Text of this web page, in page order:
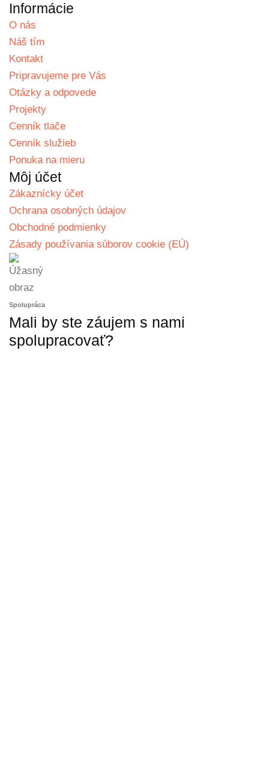
Informácie
O nás
Náš tím
Kontakt
Pripravujeme pre Vás
Otázky a odpovede
Projekty
Cenník tlače
Cenník služieb
Ponuka na mieru
Môj účet
Zákaznícky účet
Ochrana osobných údajov
Obchodné podmienky
Zásady používania súborov cookie (EÚ)
Spolupráca
Mali by ste záujem s nami
spolupracovať?